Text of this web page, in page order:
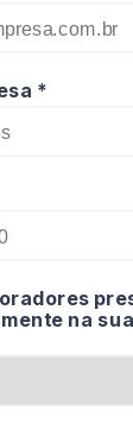
*
na sua